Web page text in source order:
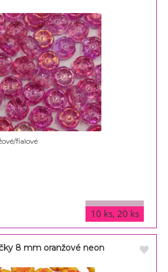
fialové
varianty
10 ks, 20 ks
8 mm oranžové neon